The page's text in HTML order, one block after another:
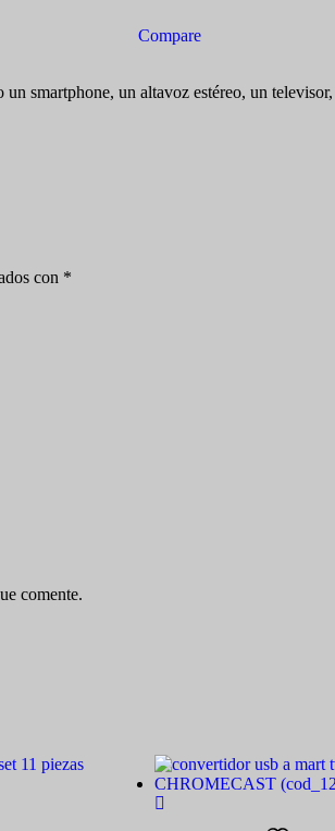
(cod_18559)
cantidad
Compare
smartphone, un altavoz estéreo, un
con *
comente.